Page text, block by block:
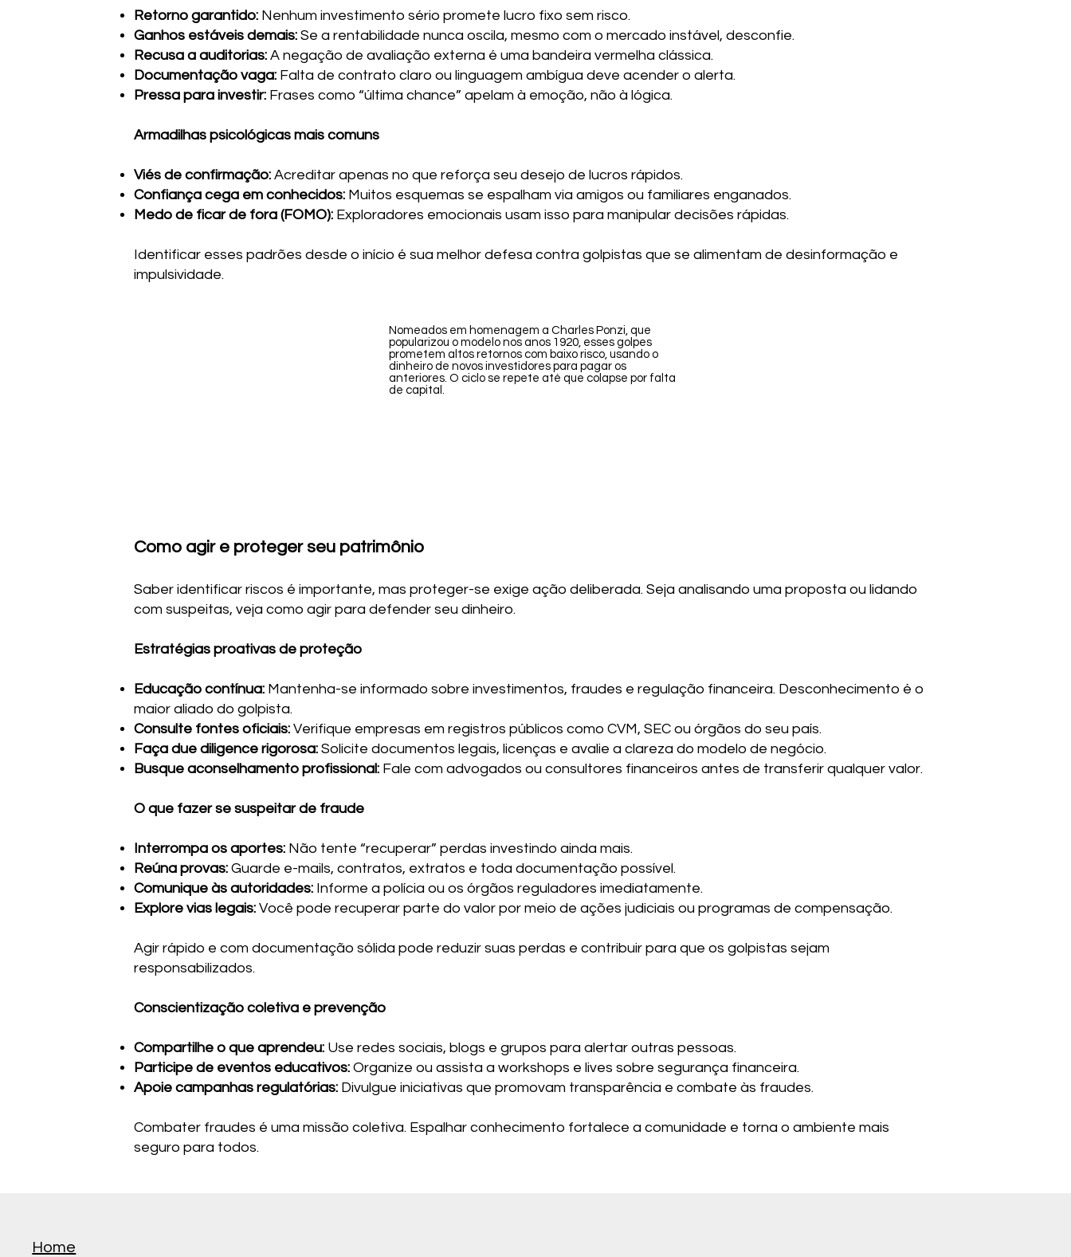
Retorno garantido: Nenhum investimento sério promete lucro fixo sem risco.
Ganhos estáveis demais: Se a rentabilidade nunca oscila, mesmo com o mercado instável, desconfie.
Recusa a auditorias: A negação de avaliação externa é uma bandeira vermelha clássica.
Documentação vaga: Falta de contrato claro ou linguagem ambígua deve acender o alerta.
Pressa para investir: Frases como “última chance” apelam à emoção, não à lógica.
Armadilhas psicológicas mais comuns
Viés de confirmação: Acreditar apenas no que reforça seu desejo de lucros rápidos.
Confiança cega em conhecidos: Muitos esquemas se espalham via amigos ou familiares enganados.
Medo de ficar de fora (FOMO): Exploradores emocionais usam isso para manipular decisões rápidas.
Identificar esses padrões desde o início é sua melhor defesa contra golpistas que se alimentam de desinformação e
impulsividade.
Nomeados em homenagem a Charles Ponzi, que
popularizou o modelo nos anos 1920, esses golpes
prometem altos retornos com baixo risco, usando o
dinheiro de novos investidores para pagar os
anteriores. O ciclo se repete até que colapse por falta
de capital.
Como agir e proteger seu patrimônio
Saber identificar riscos é importante, mas proteger-se exige ação deliberada. Seja analisando uma proposta ou lidando
com suspeitas, veja como agir para defender seu dinheiro.
Estratégias proativas de proteção
Educação contínua: Mantenha-se informado sobre investimentos, fraudes e regulação financeira. Desconhecimento é o
maior aliado do golpista.
Consulte fontes oficiais: Verifique empresas em registros públicos como CVM, SEC ou órgãos do seu país.
Faça due diligence rigorosa: Solicite documentos legais, licenças e avalie a clareza do modelo de negócio.
Busque aconselhamento profissional: Fale com advogados ou consultores financeiros antes de transferir qualquer valor.
O que fazer se suspeitar de fraude
Interrompa os aportes: Não tente “recuperar” perdas investindo ainda mais.
Reúna provas: Guarde e-mails, contratos, extratos e toda documentação possível.
Comunique às autoridades: Informe a polícia ou os órgãos reguladores imediatamente.
Explore vias legais: Você pode recuperar parte do valor por meio de ações judiciais ou programas de compensação.
Agir rápido e com documentação sólida pode reduzir suas perdas e contribuir para que os golpistas sejam
responsabilizados.
Conscientização coletiva e prevenção
Compartilhe o que aprendeu: Use redes sociais, blogs e grupos para alertar outras pessoas.
Participe de eventos educativos: Organize ou assista a workshops e lives sobre segurança financeira.
Apoie campanhas regulatórias: Divulgue iniciativas que promovam transparência e combate às fraudes.
Combater fraudes é uma missão coletiva. Espalhar conhecimento fortalece a comunidade e torna o ambiente mais
seguro para todos.
Home